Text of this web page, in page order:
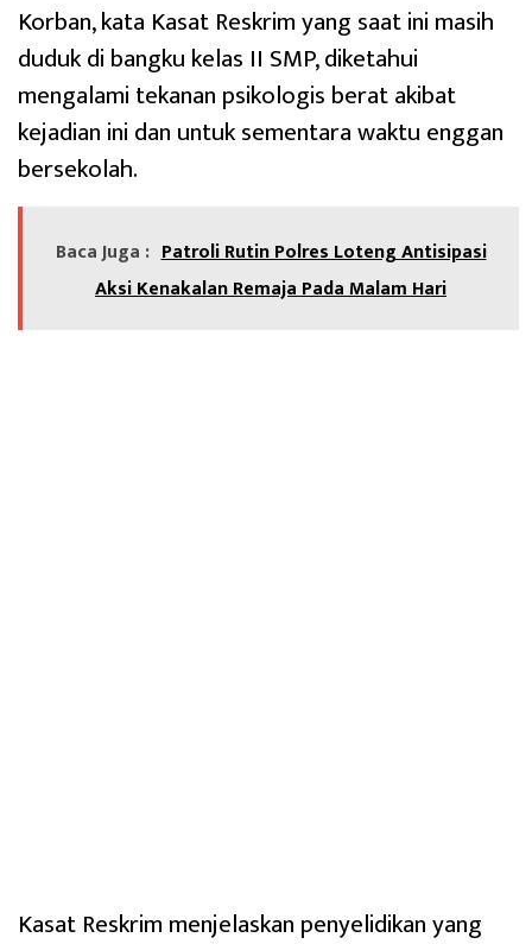
‎Korban, kata Kasat Reskrim yang saat ini masih
duduk di bangku kelas II SMP, diketahui
mengalami tekanan psikologis berat akibat
kejadian ini dan untuk sementara waktu enggan
bersekolah.
Baca Juga : Patroli Rutin Polres Loteng Antisipasi
Aksi Kenakalan Remaja Pada Malam Hari
‎Kasat Reskrim menjelaskan penyelidikan yang